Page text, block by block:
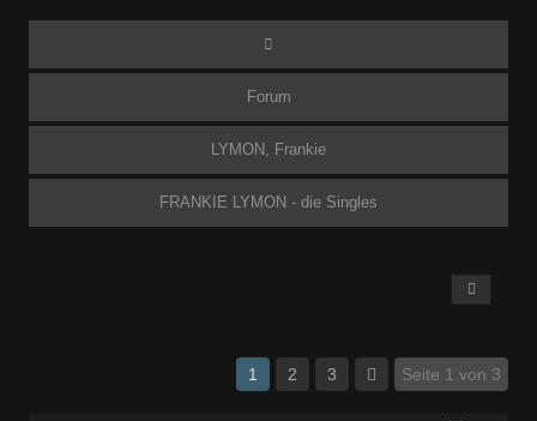
Forum
LYMON, Frankie
FRANKIE LYMON - die Singles
1 2 3 Seite 1 von 3